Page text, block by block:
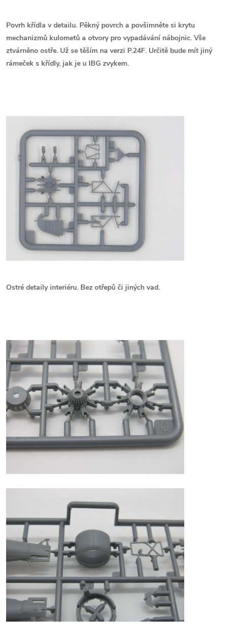
Povrh křídla v detailu. Pěkný povrch a povšimněte si krytu
mechanizmů kulometů a otvory pro vypadávání nábojnic. Vše
ztvárněno ostře. Už se těším na verzi P.24F. Určitě bude mít jiný
rámeček s křídly, jak je u IBG zvykem.
Ostré detaily interiéru. Bez otřepů či jiných vad.